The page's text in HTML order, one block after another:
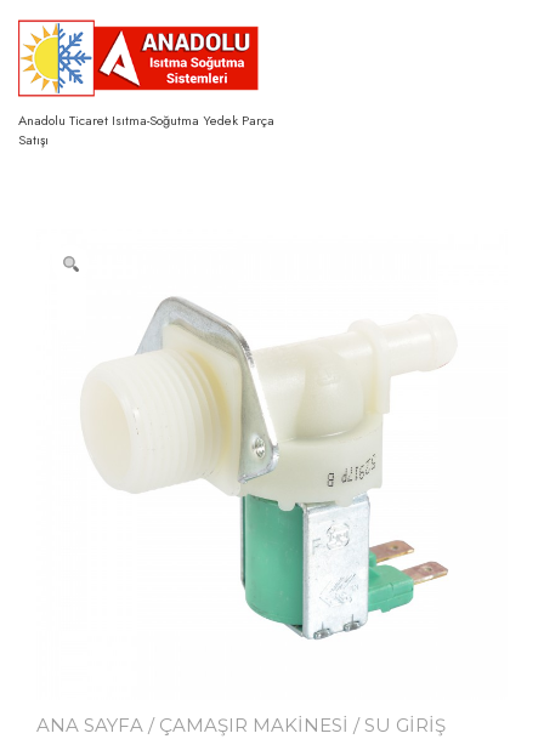
content
Anadolu Ticaret Isıtma-Soğutma Yedek Parça
Satışı
ANA SAYFA / ÇAMAŞIR MAKİNESİ / SU GİRİŞ